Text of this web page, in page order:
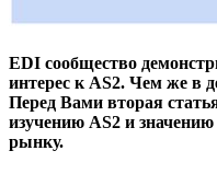
EDI сообщество
интерес к AS2. Чем же в
Перед Вами вторая
изучению AS2 и
рынку.